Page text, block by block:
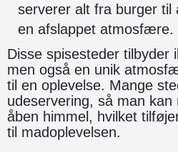
serverer alt fra burger til
en afslappet atmosfære.
Disse spisesteder
men også en unik
til en oplevelse. Mange
udeservering, så man
åben himmel, hvilket
til madoplevelsen.